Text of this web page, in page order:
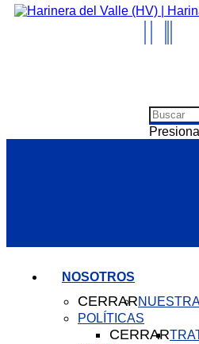
NOSOTROS
CERRAR
POLÍTICAS
CERRAR